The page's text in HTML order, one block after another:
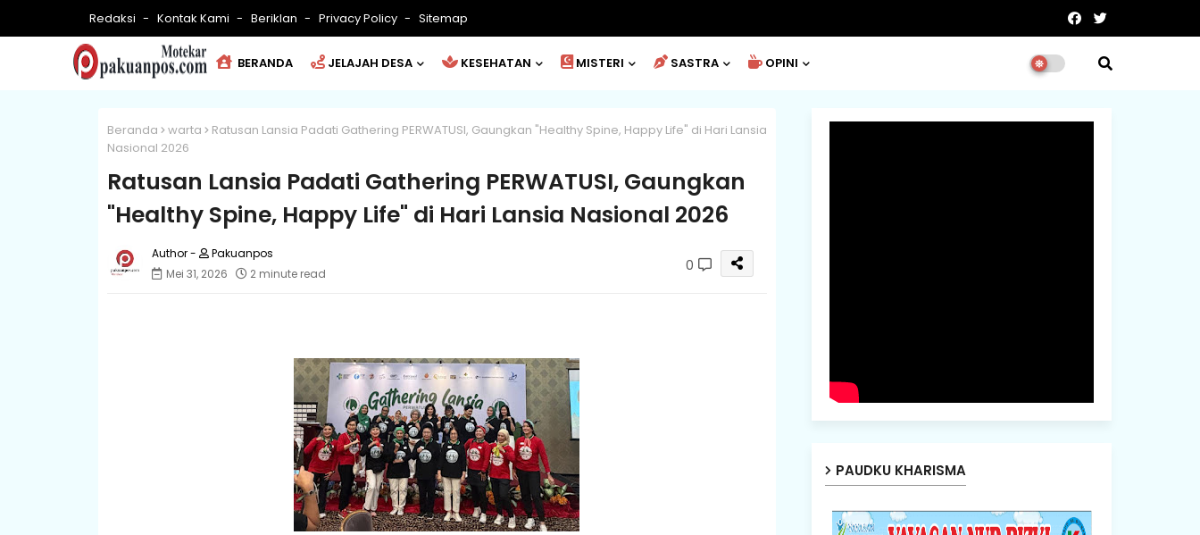
Redaksi Kontak Kami Beriklan Privacy Policy Sitemap
BERANDA JELAJAH DESA KESEHATAN MISTERI SASTRA OPINI
Beranda warta
Ratusan Lansia Padati Gathering PERWATUSI, Gaungkan "Healthy Spine, Happy Life" di Hari Lansia
Nasional 2026
Ratusan Lansia Padati Gathering PERWATUSI, Gaungkan
"Healthy Spine, Happy Life" di Hari Lansia Nasional 2026
Pakuanpos
Mei 31, 2026
2 minute read 0
PAUDKU KHARISMA